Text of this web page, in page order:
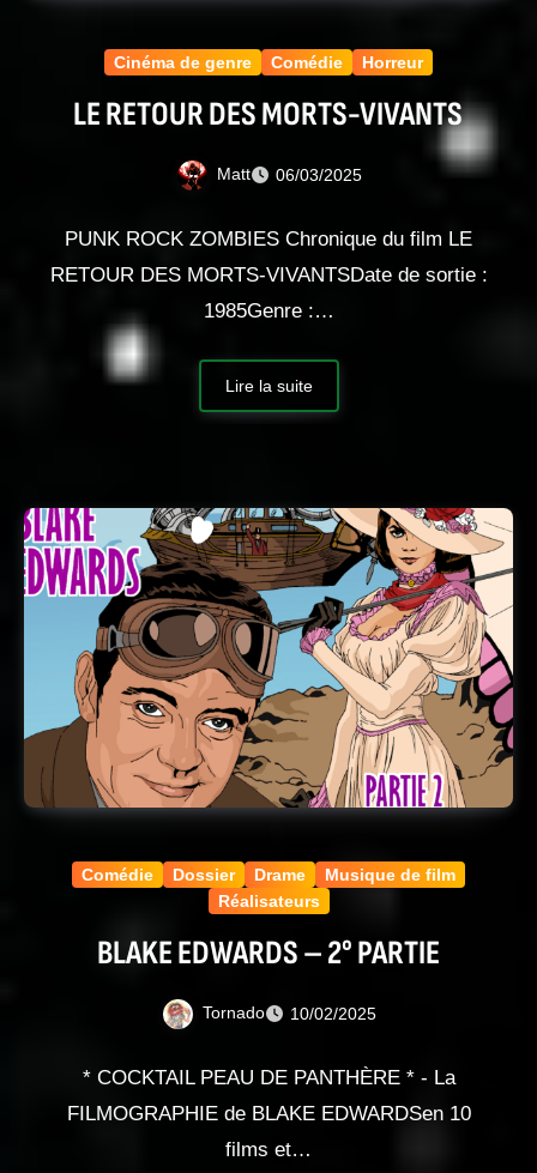
Cinéma de genre Comédie Horreur
LE RETOUR DES MORTS-VIVANTS
Matt 06/03/2025
PUNK ROCK ZOMBIES Chronique du film LE
RETOUR DES MORTS-VIVANTSDate de sortie :
1985Genre :…
Lire la suite
Comédie Dossier Drame
Musique de film
Réalisateurs
BLAKE EDWARDS – 2° PARTIE
Tornado 10/02/2025
* COCKTAIL PEAU DE PANTHÈRE * - La
FILMOGRAPHIE de BLAKE EDWARDSen 10
films et…